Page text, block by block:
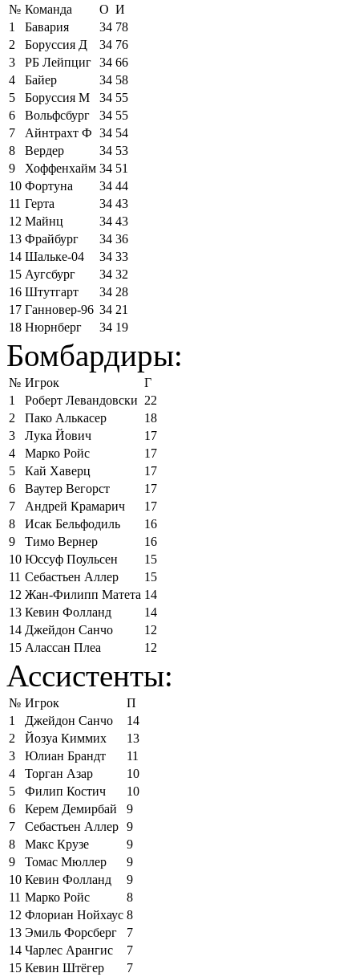
№ Команда О И
1
Бавария 34 78
2
Боруссия Д 34 76
3
РБ Лейпциг 34 66
4
Байер 34 58
5
Боруссия М 34 55
6
Вольфсбург 34 55
7
Айнтрахт Ф 34 54
8
Вердер 34 53
9
Хоффенхайм 34 51
10 Фортуна 34 44
11 Герта 34 43
12 Майнц 34 43
13 Фрайбург 34 36
14 Шальке-04 34 33
15 Аугсбург 34 32
16 Штутгарт 34 28
17 Ганновер-96 34 21
18 Нюрнберг 34 19
Бомбардиры:
№ Игрок
Г
1
Роберт Левандовски 22
2
Пако Алькасер
18
3
Лука Йович
17
4
Марко Ройс
17
5
Кай Хаверц
17
6
Ваутер Вегорст
17
7
Андрей Крамарич
17
8
Исак Бельфодиль
16
9
Тимо Вернер
16
10 Юссуф Поульсен
15
11 Себастьен Аллер
15
12 Жан-Филипп Матета 14
13 Кевин Фолланд
14
14 Джейдон Санчо
12
15 Алассан Плеа 12
Ассистенты:
№ Игрок
П
1
Джейдон Санчо
14
2
Йозуа Киммих
13
3
Юлиан Брандт
11
4
Торган Азар
10
5
Филип Костич
10
6
Керем Демирбай
9
7
Себастьен Аллер 9
8
Макс Крузе
9
9
Томас Мюллер
9
10 Кевин Фолланд
9
11 Марко Ройс
8
12 Флориан Нойхаус 8
13 Эмиль Форсберг
7
14 Чарлес Арангис
7
15 Кевин Штёгер 7